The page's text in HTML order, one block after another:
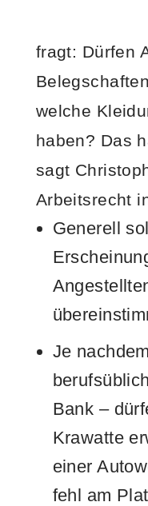
fragt: Dürfen
welche
haben? Das
sagt
Arbeitsrecht
Generell
Je
Bank –
Krawatte
einer
fehl am